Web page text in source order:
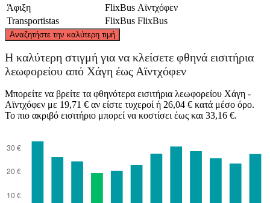
Άφιξη
FlixBus Αϊντχόφεν
Transportistas
FlixBus FlixBus
Αναζητήστε την καλύτερη τιμή
Hagen, NW
Eindhoven
©CARTO, ©
Η καλύτερη στιγμή για να κλείσετε φθηνά εισιτήρια
λεωφορείου από Χάγη έως Αϊντχόφεν
Μπορείτε να βρείτε τα φθηνότερα εισιτήρια λεωφορείου Χάγη -
Αϊντχόφεν με 19,71 € αν είστε τυχεροί ή 26,04 € κατά μέσο όρο.
Το πιο ακριβό εισιτήριο μπορεί να κοστίσει έως και 33,16 €.